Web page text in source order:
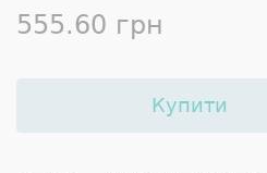
555.60 грн
Купити